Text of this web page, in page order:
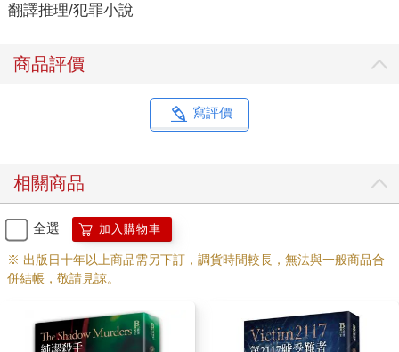
不會真的開始在牆上刷顏色了吧？
「唷，真抱歉。」阿薩德重冒出來的鬍渣裡大大拉出好幾條笑
紋。他媽的，他為什麼滿眼閃爍戲謔？難不成在嘲笑他嗎？
「卡爾，我知道你昨天加班到很晚，但你老讓電話響個不停，蘿
思會把我們給絞死。待會電話要是又響，拜託接一下。」
響。
阿薩德意味深長地指著電話機，然後一溜煙地倉皇逃走。電話鈴
聲果真肆無忌憚，逐漸失控。
「喂，我是莫爾克。」卡爾還沒把話筒拿近耳邊，便粗聲粗氣地
說。
「喂？」電話線另外一端傳來的口氣像在問話。
卡爾沒好氣地把話筒拿到嘴前：「你是誰？」
「是卡爾．莫爾克嗎？」輕揚的話聲有伯恩霍姆島人吟唱般的特
質，不是會讓卡爾害怕軟腿的丹麥方言，比較像是文法錯誤一堆
翻譯推理/犯罪小說
商品評價
寫評價
相關商品
全選 加入購物車
※ 出版日十年以上商品需另下訂，調貨時間較長，無法與一般商品合
併結帳，敬請見諒。